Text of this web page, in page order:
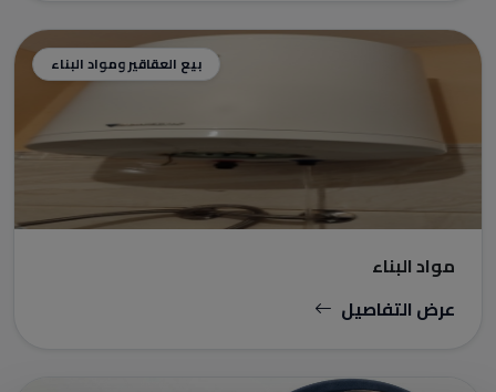
بيع العقاقير ومواد البناء
مواد البناء
عرض التفاصيل